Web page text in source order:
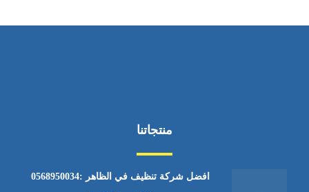
منتجاتنا
افضل شركة تنظيف في الظاهر :0568950034